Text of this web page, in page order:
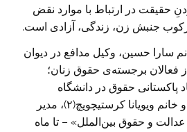
حقیقت در ارتباط با موارد نقض
جنبش زن، زندگی، آزادی است.
سارا حسین، وکیل مدافع در دیوان
فعالان برجسته‌ی حقوق زنان؛
پاکستانی حقوق در دانشگاه
«وارویک»(۱) در انگلیس و خانم ویویانا کرستیچویچ(٢)، مدیر
عدالت و حقوق بین‌الملل» – تا ماه